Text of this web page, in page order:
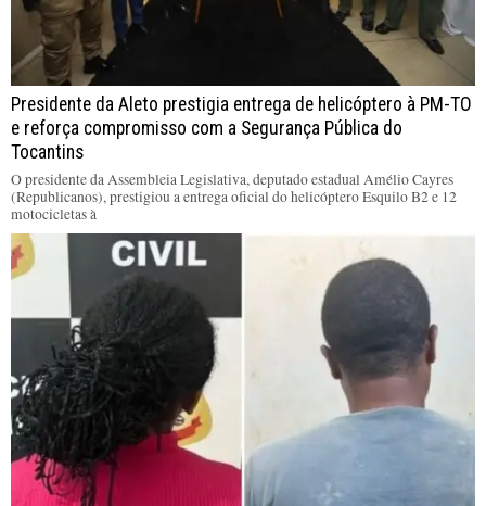
Presidente da Aleto prestigia entrega de helicóptero à PM-TO
e reforça compromisso com a Segurança Pública do
Tocantins
O presidente da Assembleia Legislativa, deputado estadual Amélio Cayres
(Republicanos), prestigiou a entrega oficial do helicóptero Esquilo B2 e 12
motocicletas à